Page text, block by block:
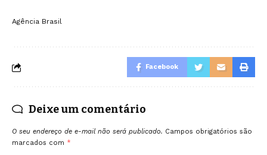
Agência Brasil
Facebook
Deixe um comentário
O seu endereço de e-mail não será publicado. Campos obrigatórios são
marcados com *